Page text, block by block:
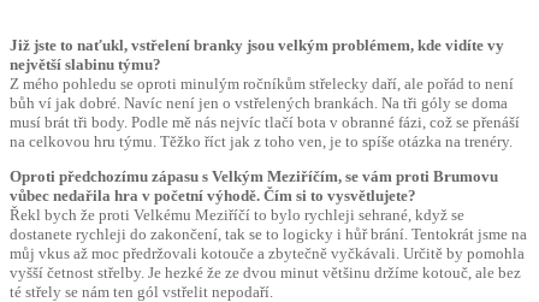
Již jste to naťukl, vstřelení branky jsou velkým problémem, kde vidíte vy
největší slabinu týmu?
Z mého pohledu se oproti minulým ročníkům střelecky daří, ale pořád to není
bůh ví jak dobré. Navíc není jen o vstřelených brankách. Na tři góly se doma
musí brát tři body. Podle mě nás nejvíc tlačí bota v obranné fázi, což se přenáší
na celkovou hru týmu. Těžko říct jak z toho ven, je to spíše otázka na trenéry.
Oproti předchozímu zápasu s Velkým Meziříčím, se vám proti Brumovu
vůbec nedařila hra v početní výhodě. Čím si to vysvětlujete?
Řekl bych že proti Velkému Meziříčí to bylo rychleji sehrané, když se
dostanete rychleji do zakončení, tak se to logicky i hůř brání. Tentokrát jsme na
můj vkus až moc předržovali kotouče a zbytečně vyčkávali. Určitě by pomohla
vyšší četnost střelby. Je hezké že ze dvou minut většinu držíme kotouč, ale bez
té střely se nám ten gól vstřelit nepodaří.